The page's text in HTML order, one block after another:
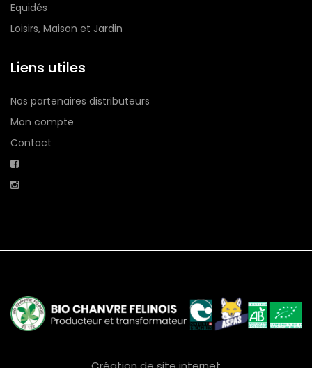
Equidés
Loisirs, Maison et Jardin
Liens utiles
Nos partenaires distributeurs
Mon compte
Contact